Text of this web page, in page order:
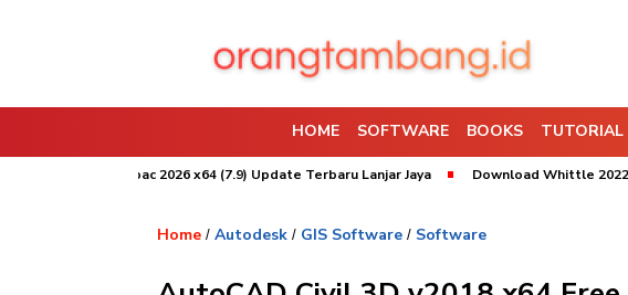
HOME SOFTWARE BOOKS TUTORIAL
Surpac 2026 x64 (7.9) Update Terbaru Lanjar Jaya Download Whittle 2022 x64
Home / Autodesk / GIS Software / Software